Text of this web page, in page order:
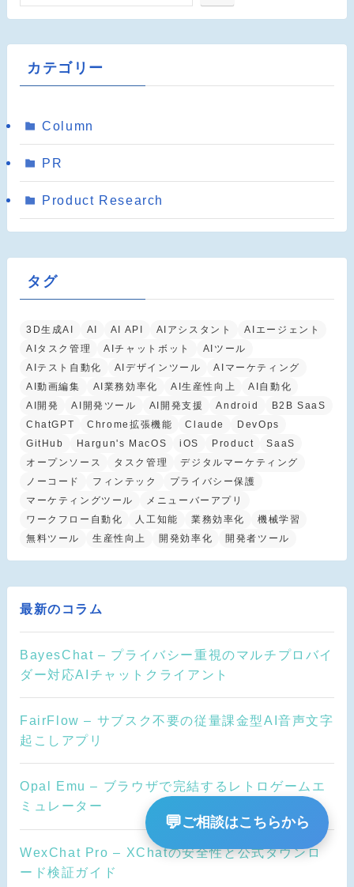
カテゴリー
Column
PR
Product Research
タグ
3D生成AI AI AI API AIアシスタント
AIエージェント
AIタスク管理
AIチャットボット
AIツール
AIテスト自動化
AIデザインツール
AIマーケティング
AI動画編集
AI業務効率化 AI生産性向上
AI自動化
AI開発
AI開発ツール AI開発支援 Android
B2B SaaS
ChatGPT
Chrome拡張機能 Claude
DevOps
GitHub
Hargun's MacOS iOS Product
SaaS
オープンソース
タスク管理
デジタルマーケティング
ノーコード
フィンテック
プライバシー保護
マーケティングツール
メニューバーアプリ
ワークフロー自動化
人工知能 業務効率化
機械学習
無料ツール
生産性向上 開発効率化 開発者ツール
最新のコラム
BayesChat – プライバシー重視のマルチプロバイ
ダー対応AIチャットクライアント
FairFlow – サブスク不要の従量課金型AI音声文字
起こしアプリ
Opal Emu – ブラウザで完結するレトロゲームエ
ミュレーター
WexChat Pro – XChatの安全性と公式ダウンロ
ード検証ガイド
💬ご相談はこちらから